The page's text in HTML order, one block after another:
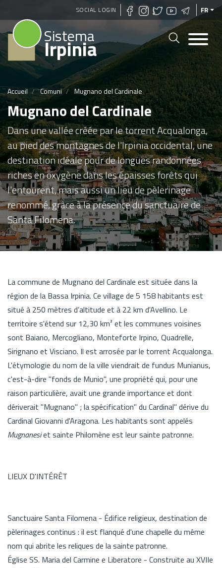
Aller
au
principal
SOCIAL LOGIN FR
Sistema
Irpinia
Accueil Comuni Mugnano del Cardinale
Mugnano del Cardinale
Dans une vallée créée par le torrent Acqualonga,
au pied des montagnes de l'Irpinia occidental, une
destination idéale pour de longues randonnées
riches en oxygène dans les épaisses forêts qui
l'entourent, mais aussi un lieu de pèlerinage
renommé, grâce à la présence du sanctuaire de
Santa Filomena.
La commune de Mugnano del Cardinale est située dans la
région de la Bassa Irpinia. Ce village de 5 158 habitants est
situé à 250 mètres d’altitude et à 22 km d'Avellino. Le
territoire s'étend sur 12,30 km² et les communes voisines
sont Baiano, Mercogliano, Monteforte Irpino, Quadrelle,
Sirignano et Visciano. Il est arrosée par le torrent Acqualonga.
L'étymologie du nom de la ville viendrait de fundus Munianus,
c'est-à-dire "fonds de Munio", une propriété qui, pour une
raison particulière, avait une grande importance et dont
dériverait "Mugnano" ; la spécification" du Cardinal" dérive du
Cardinal Giovanni d'Aragona. Les habitants sont appelés
Mugnanesiet sainte Philomène est leur sainte patronne.
LIEUX D'INTÉRÊT
Sanctuaire Santa Filomena - Édifice religieux, destination de
pèlerinages continus : il est flanqué d'une chapelle du même
nom qui abrite les reliques de la sainte patronne.
Église SS. Maria del Carmine e Liberatore - Construite au XVIIe